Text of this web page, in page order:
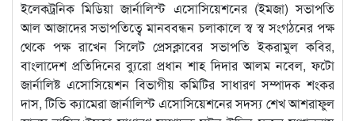
ইলেকট্রনিক মিডিয়া জার্নালিস্ট এসোসিয়েশনের (ইমজা) সভাপতি
আল আজাদের সভাপতিত্বে মানববন্ধন চলাকালে স্ব স্ব সংগঠনের পক্ষ
থেকে পক্ষ রাখেন সিলেট প্রেসক্লাবের সভাপতি ইকরামুল কবির,
বাংলাদেশ প্রতিদিনের ব্যুরো প্রধান শাহ দিদার আলম নবেল, ফটো
জার্নালিষ্ট এসোসিয়েশন বিভাগীয় কমিটির সাধারণ সম্পাদক শংকর
দাস, টিভি ক্যামেরা জার্নালিস্ট এসোসিয়েশনের সদস্য শেখ আশরাফুল